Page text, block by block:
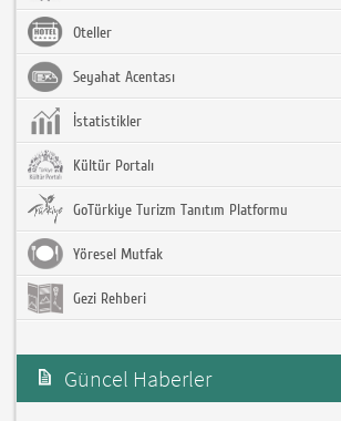
Oteller
Seyahat Acentası
İstatistikler
Kültür Portalı
GoTürkiye Turizm Tanıtım Platformu
Yöresel Mutfak
Gezi Rehberi
Güncel Haberler